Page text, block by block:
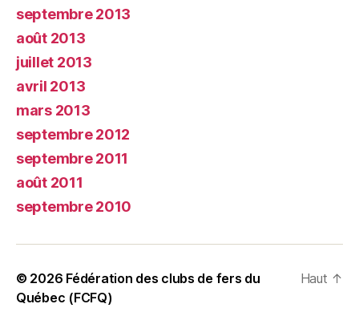
septembre 2013
août 2013
juillet 2013
avril 2013
mars 2013
septembre 2012
septembre 2011
août 2011
septembre 2010
© 2026 Fédération des clubs de fers du
Québec (FCFQ)
Haut ↑